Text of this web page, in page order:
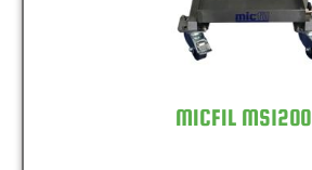
MICFIL MS1200